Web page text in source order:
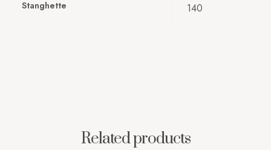
Stanghette 140
Related products